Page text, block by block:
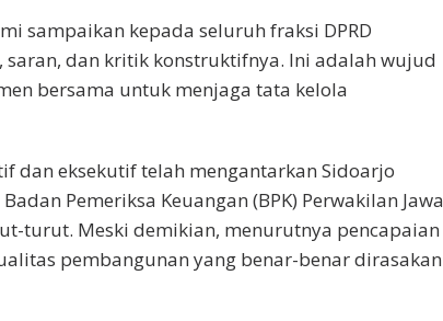
sampaikan kepada seluruh fraksi DPRD
saran, dan kritik konstruktifnya. Ini adalah wujud
bersama untuk menjaga tata kelola
dan eksekutif telah mengantarkan Sidoarjo
Pemeriksa Keuangan (BPK) Perwakilan Jawa
turut. Meski demikian, menurutnya pencapaian
pembangunan yang benar-benar dirasakan